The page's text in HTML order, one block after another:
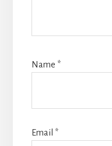
Name *
Email *